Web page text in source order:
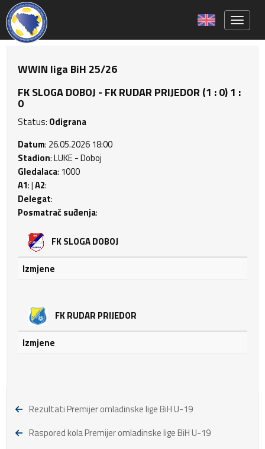
WWIN liga BiH 25/26
FK SLOGA DOBOJ - FK RUDAR PRIJEDOR (1 : 0) 1 :
0
Status: Odigrana
Datum: 26.05.2026 18:00
Stadion: LUKE - Doboj
Gledalaca: 1000
A1: |A2:
Delegat:
Posmatrač suđenja:
FK SLOGA DOBOJ
Izmjene
FK RUDAR PRIJEDOR
Izmjene
Rezultati Premijer omladinske lige BiH U-19
Raspored kola Premijer omladinske lige BiH U-19